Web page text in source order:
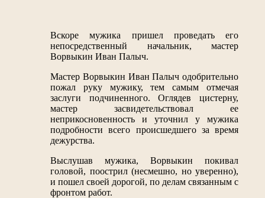
Вскоре мужика пришел проведать его
непосредственный начальник, мастер
Ворвыкин Иван Палыч.
Мастер Ворвыкин Иван Палыч одобрительно
пожал руку мужику, тем самым отмечая
заслуги подчиненного. Оглядев цистерну,
мастер засвидетельствовал ее
неприкосновенность и уточнил у мужика
подробности всего происшедшего за время
дежурства.
Выслушав мужика, Ворвыкин покивал
головой, поострил (несмешно, но уверенно),
и пошел своей дорогой, по делам связанным с
фронтом работ.